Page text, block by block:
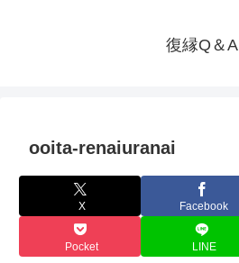
復縁Q＆A
ooita-renaiuranai
X Facebook
Pocket LINE